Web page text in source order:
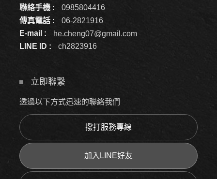
聯絡手機 :
0985804416
傳真電話 :
06-2821916
E-mail :
he.cheng07@gmail.com
LINE ID :
ch2823916
立即聯繫
透過以下方式迅速的聯絡我們
撥打服務專線
加入LINE好友